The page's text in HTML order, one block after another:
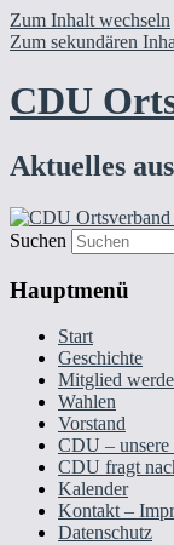
Zum Inhalt wechseln
Zum sekundären
CDU
Aktuelles
Suchen
Hauptmenü
Start
Geschichte
Mitglied
Wahlen
Vorstand
CDU – unsere
CDU fragt
Kalender
Kontakt –
Datenschutz